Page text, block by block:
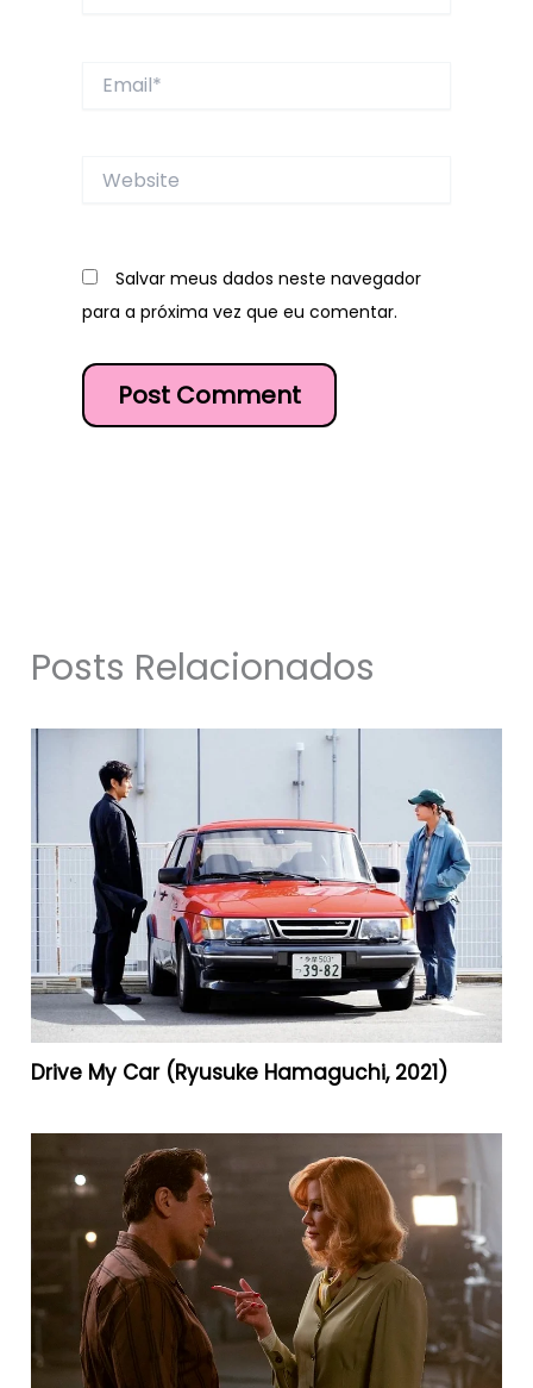
Website
Salvar meus dados neste navegador
para a próxima vez que eu comentar.
Posts Relacionados
Drive My Car (Ryusuke Hamaguchi, 2021)